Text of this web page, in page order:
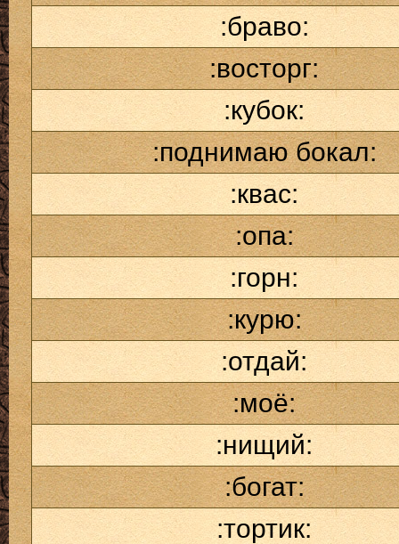
:браво:
:восторг:
:кубок:
:поднимаю бокал:
:квас:
:опа:
:горн:
:курю:
:отдай:
:моё:
:нищий:
:богат:
:тортик: